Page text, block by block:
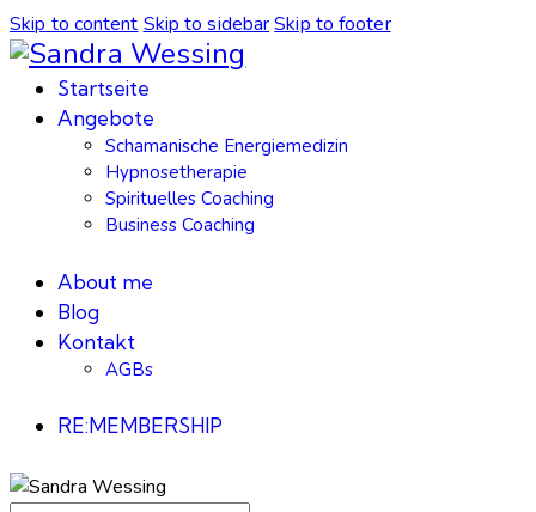
Skip to content Skip to sidebarSkip to footer
Startseite
Angebote
Schamanische Energiemedizin
Hypnosetherapie
Spirituelles Coaching
Business Coaching
About me
Blog
Kontakt
AGBs
RE:MEMBERSHIP